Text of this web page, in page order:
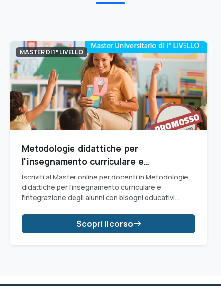
MASTER DI 1° LIVELLO
Metodologie didattiche per
l'insegnamento curriculare e
l'integrazione degli alunni con Bisogni
Educativi Speciali (BES)
Iscriviti al Master online per docenti in Metodologie
didattiche per l'insegnamento curriculare e
l'integrazione degli alunni con bisogni educativi
aggiungi 1 punto in graduatoria d'istituto o
provinciale (GPS)Scopri il corso